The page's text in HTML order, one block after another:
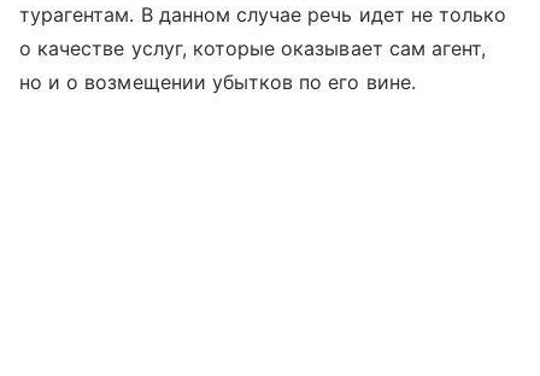
турагентам. В данном случае речь идет не только
о качестве услуг, которые оказывает сам агент,
но и о возмещении убытков по его вине.